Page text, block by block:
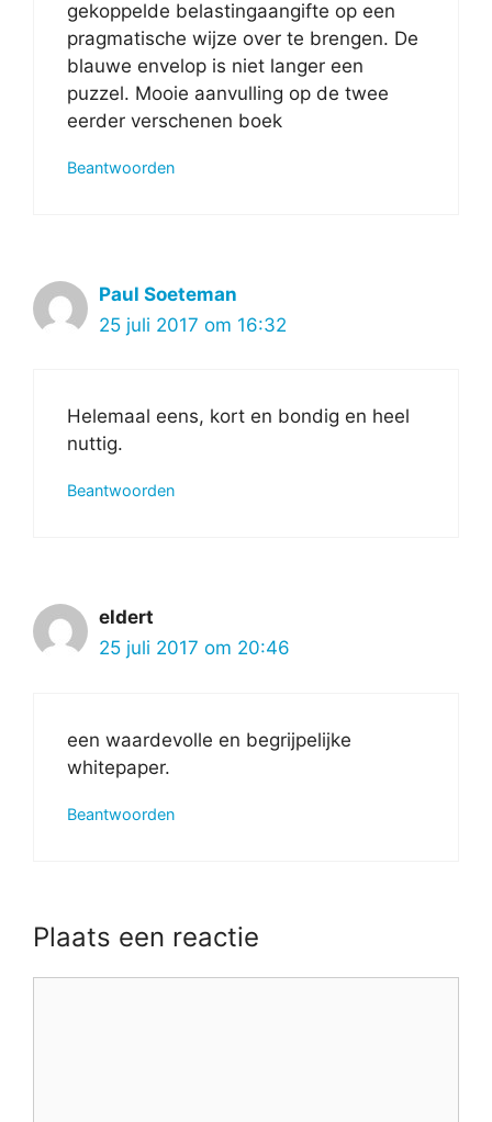
gekoppelde belastingaangifte op een
pragmatische wijze over te brengen. De
blauwe envelop is niet langer een
puzzel. Mooie aanvulling op de twee
eerder verschenen boek
Beantwoorden
Paul Soeteman
25 juli 2017 om 16:32
Helemaal eens, kort en bondig en heel
nuttig.
Beantwoorden
eldert
25 juli 2017 om 20:46
een waardevolle en begrijpelijke
whitepaper.
Beantwoorden
Plaats een reactie